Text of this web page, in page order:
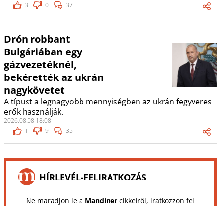
3
0 37
Drón robbant
Bulgáriában egy
gázvezetéknél,
bekérették az ukrán
nagykövetet
A típust a legnagyobb mennyiségben az ukrán fegyveres
erők használják.
2026.08.08 18:08
1
9 35
HÍRLEVÉL-FELIRATKOZÁS
Ne maradjon le a Mandinercikkeiről, iratkozzon fel